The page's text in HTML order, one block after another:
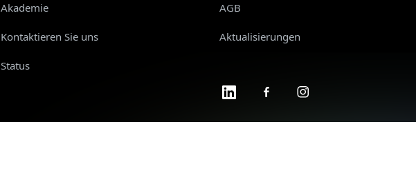
Akademie
Kontaktieren Sie uns
Status
AGB
Aktualisierungen